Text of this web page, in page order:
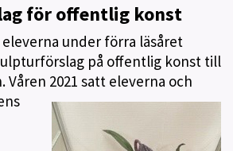
för offentlig konst
under förra läsåret
på offentlig konst till
Våren 2021 satt eleverna och